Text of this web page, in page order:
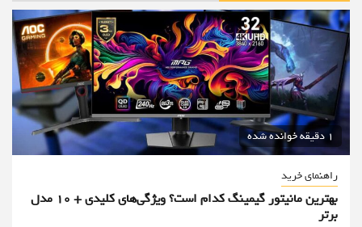
1 دقیقه خوانده شده
راهنمای خرید
بهترین مانیتور گیمینگ کدام است؟ ویژگی‌های کلیدی + 10 مدل
برتر